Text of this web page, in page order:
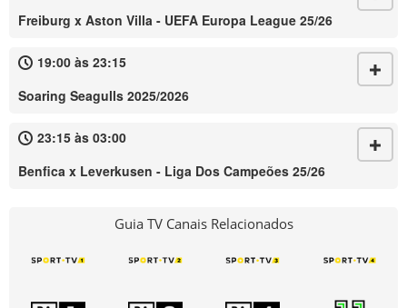
Freiburg x Aston Villa - UEFA Europa League 25/26
19:00 às 23:15
Soaring Seagulls 2025/2026
23:15 às 03:00
Benfica x Leverkusen - Liga Dos Campeões 25/26
Guia TV Canais Relacionados